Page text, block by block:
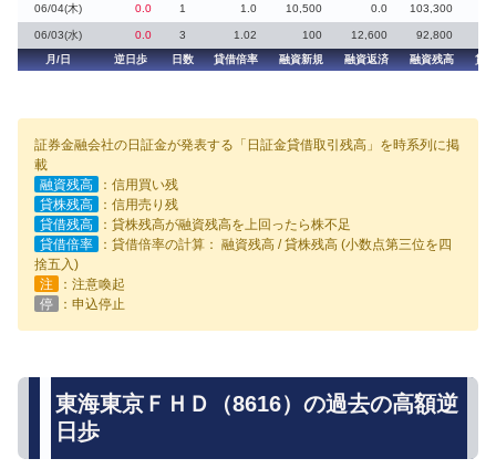
06/04(木) 0.0 1 1.0 10,500 0.0 103,300
06/03(水) 0.0 3 1.02 100 12,600 92,800
月/日
逆日歩 日数 貸借倍率 融資新規 融資返済 融資残高 貸
証券金融会社の日証金が発表する「日証金貸借取引残高」を時系列に掲
載
融資残高
：信用買い残
貸株残高
：信用売り残
貸借残高
：貸株残高が融資残高を上回ったら株不足
貸借倍率
：貸借倍率の計算： 融資残高 / 貸株残高 (小数点第三位を四
捨五入)
注
：注意喚起
停
：申込停止
東海東京ＦＨＤ（8616）の過去の高額逆
日歩